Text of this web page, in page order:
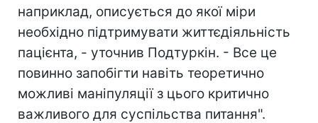
наприклад, описується до якої міри
необхідно підтримувати життєдіяльність
пацієнта, - уточнив Подтуркін. - Все це
повинно запобігти навіть теоретично
можливі маніпуляції з цього критично
важливого для суспільства питання".